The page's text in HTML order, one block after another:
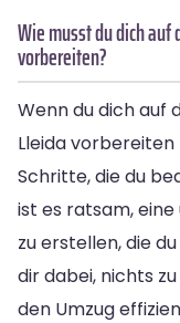
Wie musst du dich auf
vorbereiten?
Wenn du dich auf
Lleida
Schritte, die du
ist es ratsam,
zu erstellen, die
dir dabei, nichts
den Umzug